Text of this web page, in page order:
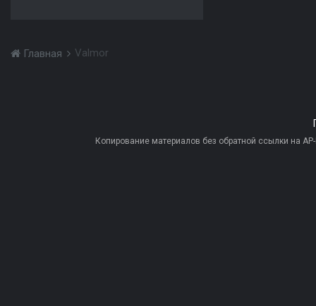
Главная Valmor
Копирование материалов без обратной ссылки на